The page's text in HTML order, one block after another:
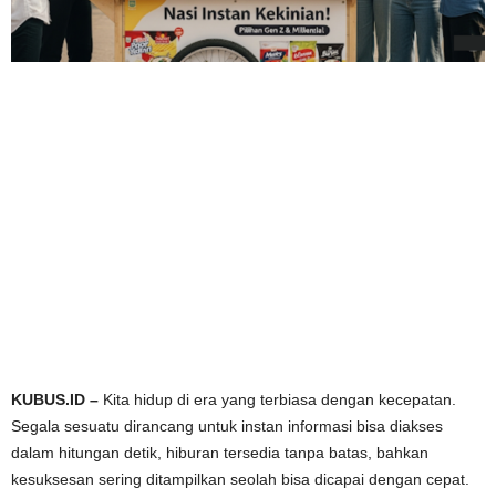
KUBUS.ID – Kita hidup di era yang terbiasa dengan kecepatan.
Segala sesuatu dirancang untuk instan informasi bisa diakses
dalam hitungan detik, hiburan tersedia tanpa batas, bahkan
kesuksesan sering ditampilkan seolah bisa dicapai dengan cepat.